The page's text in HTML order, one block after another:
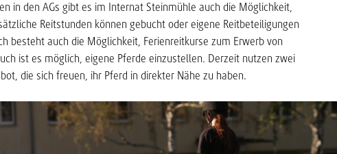
in den AGs gibt es im Internat Steinmühle auch die Möglichkeit,
Reitstunden können gebucht oder eigene Reitbeteiligungen
besteht auch die Möglichkeit, Ferienreitkurse zum Erwerb von
ist es möglich, eigene Pferde einzustellen. Derzeit nutzen zwei
die sich freuen, ihr Pferd in direkter Nähe zu haben.